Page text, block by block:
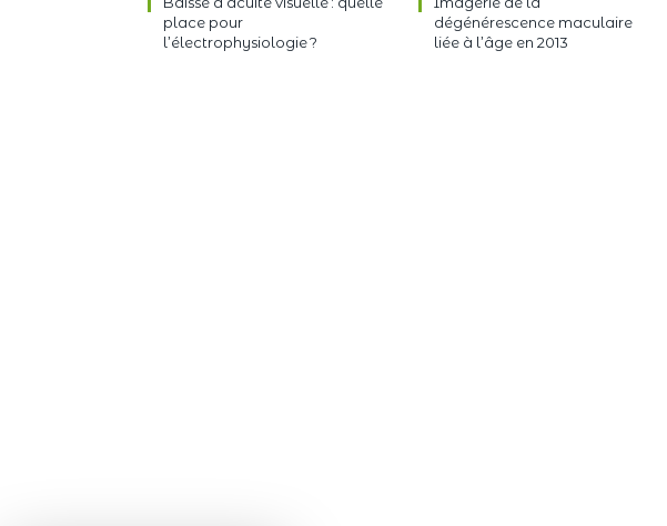
place pour
l’électrophysiologie ?
dégénérescence maculaire
liée à l’âge en 2013